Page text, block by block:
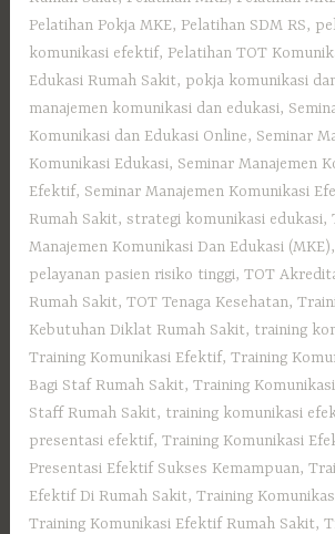
Pelatihan Pokja MKE, Pelatihan SDM RS,
komunikasi efektif, Pelatihan TOT
Edukasi Rumah Sakit, pokja komunikasi
manajemen komunikasi dan edukasi,
Komunikasi dan Edukasi Online, Seminar
Komunikasi Edukasi, Seminar Manajemen
Efektif, Seminar Manajemen Komunikasi
Rumah Sakit,strategi komunikasi edukasi,
Manajemen Komunikasi Dan Edukasi (MKE),
pelayanan pasien risiko tinggi,TOT
Rumah Sakit,TOT Tenaga Kesehatan,
Kebutuhan Diklat Rumah Sakit, training
Training Komunikasi Efektif,Training
Bagi Staf Rumah Sakit,Training
Staff Rumah Sakit, training komunikasi
presentasi efektif,Training Komunikasi
Presentasi Efektif Sukses Kemampuan,
Efektif Di Rumah Sakit,Training
Training Komunikasi Efektif Rumah Sakit,